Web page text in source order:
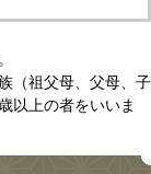
（祖父母、父母、子
以上の者をいいま